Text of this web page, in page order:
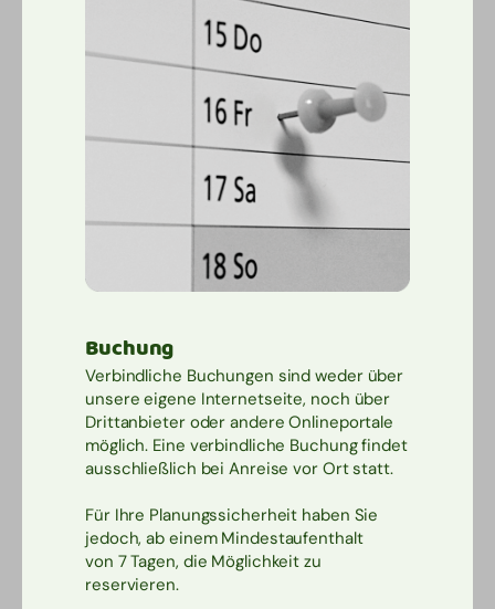
Buchung
Verbindliche Buchungen sind weder über
unsere eigene Internetseite, noch über
Drittanbieter oder andere Onlineportale
möglich. Eine verbindliche Buchung findet
ausschließlich bei Anreise vor Ort statt.
Für Ihre Planungssicherheit haben Sie
jedoch, ab einem Mindestaufenthalt
von 7 Tagen, die Möglichkeit zu
reservieren.